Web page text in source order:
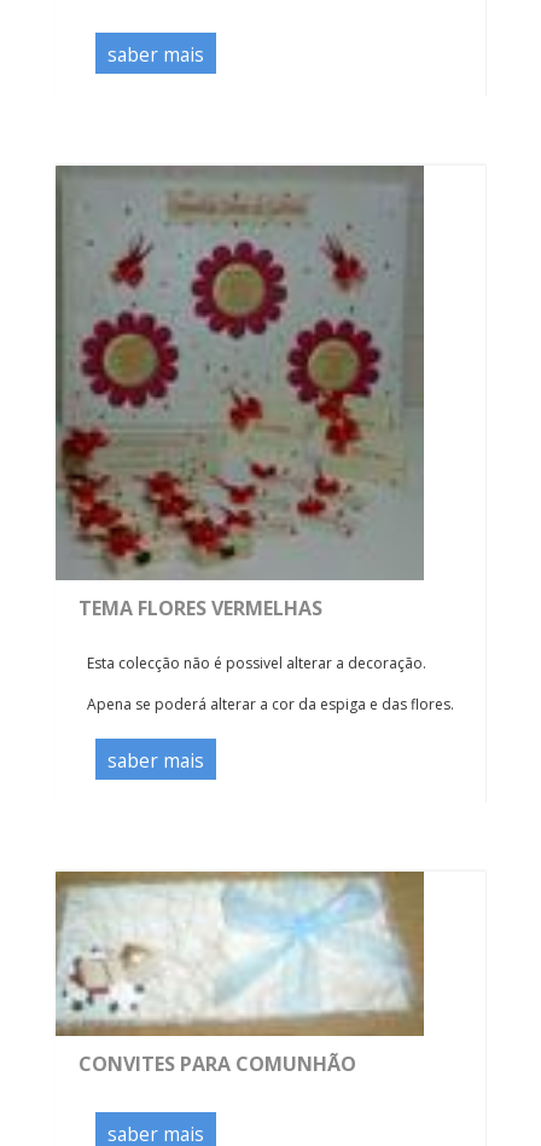
saber mais
TEMA FLORES VERMELHAS
Esta colecção não é possivel alterar a decoração.
Apena se poderá alterar a cor da espiga e das flores.
saber mais
CONVITES PARA COMUNHÃO
saber mais